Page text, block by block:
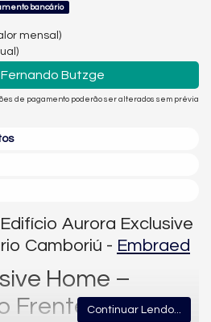
bancário
mensal)
Butzge
de pagamento poderão ser alterados sem prévia
Aurora Exclusive
Camboriú - Embraed
Home –
Frente Mar na
Continuar Lendo...